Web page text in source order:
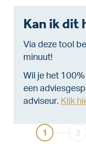
Kan ik dit
Via deze tool
minuut!
Wil je het
een
adviseur. Klik